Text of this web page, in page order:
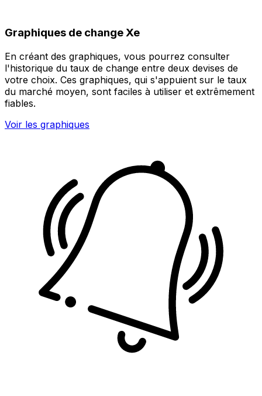
Graphiques de change Xe
En créant des graphiques, vous pourrez consulter
l'historique du taux de change entre deux devises de
votre choix. Ces graphiques, qui s'appuient sur le taux
du marché moyen, sont faciles à utiliser et extrêmement
fiables.
Voir les graphiques